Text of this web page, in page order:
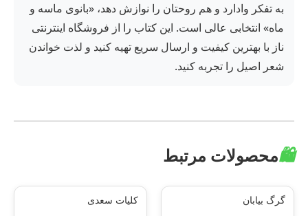
به تفکر وادارد و هم روحتان را نوازش دهد، «بانوی ماسه و
ماه» انتخابی عالی است. این کتاب را از فروشگاه اینترنتی
ناز با بهترین کیفیت و ارسال سریع تهیه کنید و لذت خواندن
شعر اصیل را تجربه کنید.
🛍️محصولات مرتبط
گرگ بیابان کلیات سعدی